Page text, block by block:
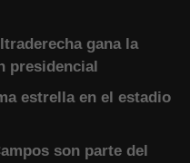
gana la
presidencial
estrella en el estadio
son parte del